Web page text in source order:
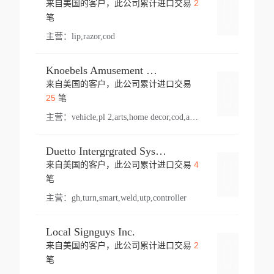
来自美国的客户，此公司累计进口交易 2
笔
主营： lip,razor,cod
Knoebels Amusement Resort
来自美国的客户，此公司累计进口交易
25笔
主营： vehicle,pl 2,arts,home decor,cod,amusement ride,sea
Duetto Intergrgrated Systems Inc.
来自美国的客户，此公司累计进口交易 4
笔
主营： gh,turn,smart,weld,utp,controller
Local Signguys Inc.
来自美国的客户，此公司累计进口交易 2
笔